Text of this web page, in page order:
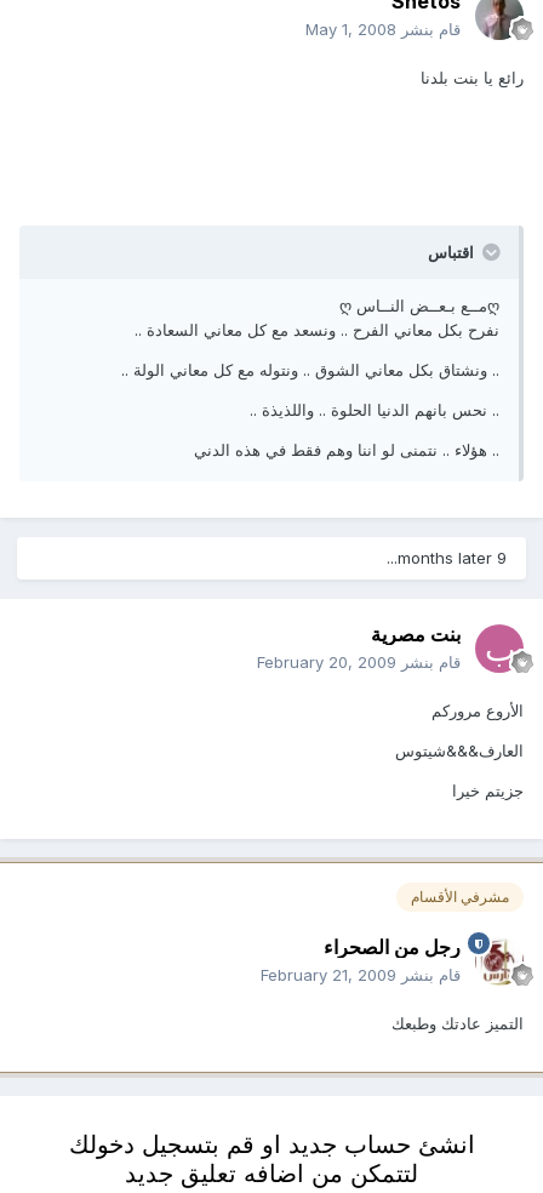
قام بنشر May 1, 2008
رائع يا بنت بلدنا
اقتباس
ღمــع بـعــض النــاس ღ
نفرح بكل معاني الفرح .. ونسعد مع كل معاني السعادة ..
.. ونشتاق بكل معاني الشوق .. ونتوله مع كل معاني الولة ..
.. نحس بانهم الدنيا الحلوة .. واللذيذة ..
.. هؤلاء .. نتمنى لو اننا وهم فقط في هذه الدني
9 months later...
بنت مصرية
قام بنشر February 20, 2009
الأروع مروركم
العارف&&&شيتوس
جزيتم خيرا
مشرفي الأقسام
رجل من الصحراء
قام بنشر February 21, 2009
التميز عادتك وطبعك
انشئ حساب جديد او قم بتسجيل دخولك
لتتمكن من اضافه تعليق جديد